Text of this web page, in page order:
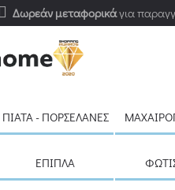
Δωρεάν μεταφορικάγια
ΠΙΆΤΑ - ΠΟΡΣΕΛΆΝΕΣ
ΈΠΙΠΛΑ